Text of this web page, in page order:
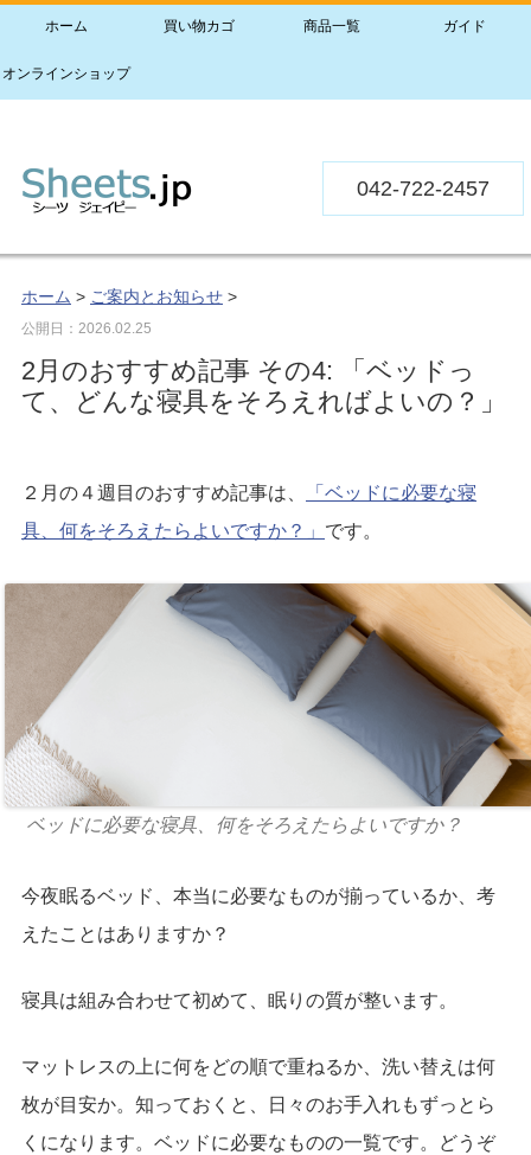
ホーム 買い物カゴ 商品一覧 ガイド
オンラインショップ
042-722-2457
ホーム > ご案内とお知らせ >
公開日： 2026.02.25
2月のおすすめ記事 その4: 「ベッドっ
て、どんな寝具をそろえればよいの？」
２月の４週目のおすすめ記事は、
「ベッドに必要な寝
具、何をそろえたらよいですか？」 です。
ベッドに必要な寝具、何をそろえたらよいですか？
今夜眠るベッド、本当に必要なものが揃っているか、考
えたことはありますか？
寝具は組み合わせて初めて、眠りの質が整います。
マットレスの上に何をどの順で重ねるか、洗い替えは何
枚が目安か。知っておくと、日々のお手入れもずっとら
くになります。ベッドに必要なものの一覧です。どうぞ